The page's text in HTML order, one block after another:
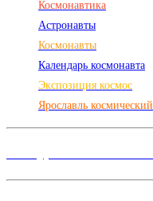
Космонавтика
Астронавты
Космонавты
Календарь космонавта
Экспозиция космос
Ярославль космический